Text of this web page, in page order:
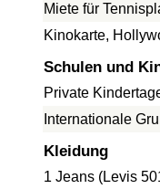
Miete für
Kinokarte,
Schulen und
Private
Internationale
Kleidung
1 Jeans (Levis